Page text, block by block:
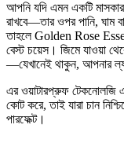
আপনি যদি এমন একটি
রাখবে—তার ওপর পানি, ঘাম
তাহলে Golden Rose
বেস্ট চয়েস। জিমে যাওয়া
—যেখানেই থাকুন, আপনার
এর ওয়াটারপ্রুফ টেকনোলজি
কোট করে, তাই যারা চান
পারফেক্ট।